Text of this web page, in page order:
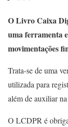
O Livro Caixa
uma ferramenta
movimentações
Trata-se de uma
utilizada para
além de auxiliar
O LCDPR é